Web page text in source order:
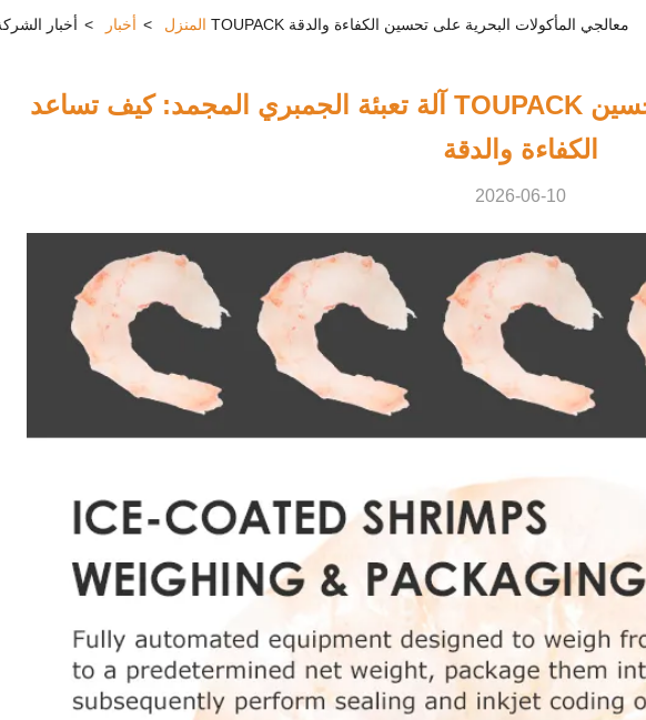
المنزل > أخبار > أخبار الشركة حول آلة تعبئة الجمبري المجمد: كيف تساعد TOUPACK معالجي المأكولات البحرية على تحسين الكفاءة والدقة
آلة تعبئة الجمبري المجمد: كيف تساعد TOUPACK معالجي المأكولات البحرية على تحسين
الكفاءة والدقة
2026-06-10